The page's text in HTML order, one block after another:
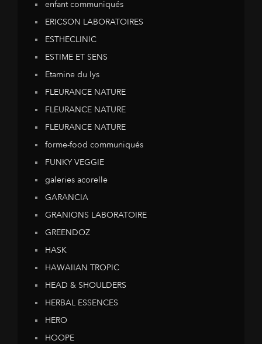
enfant communiqués
ERICSON LABORATOIRES
ESTHECLINIC
ESTIME ET SENS
Etamine du lys
FLEURANCE NATURE
FLEURANCE NATURE
FLEURANCE NATURE
forme-food communiqués
FUNKY VEGGIE
galeries acorelle
GARANCIA
GRANIONS LABORATOIRE
GREENDOZ
HASK
HAWAIIAN TROPIC
HEAD & SHOULDERS
HERBAL ESSENCES
HERO
HOOPE